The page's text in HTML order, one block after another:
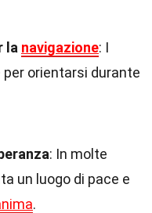
la navigazione: I
orientarsi durante
: In molte
un luogo di pace e
.